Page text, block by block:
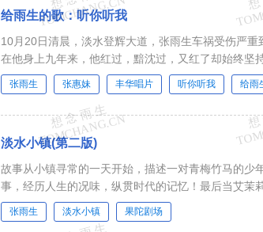
给雨生的歌：听你听我
10月20日清晨，淡水登辉大道，张雨生车祸受伤严
在他身上九年来，他红过，黯沈过，又红了却始终坚
张雨生 张惠妹 丰华唱片 听你听我 给雨
淡水小镇(第二版)
故事从小镇寻常的一天开始，描述一对青梅竹马的少
事，经历人生的况味，纵贯时代的记忆！最后当艾茉
活，才恍然生命的美好，「所有的事物都在运...
张雨生 淡水小镇 果陀剧场